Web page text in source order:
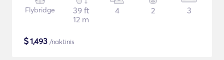
Flybridge
39 ft
12 m
4 2 3
$1,493 /naktinis